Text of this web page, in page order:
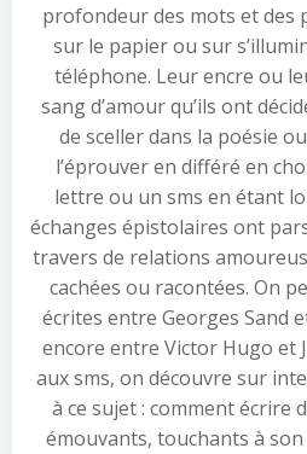
profondeur des mots et des
sur le papier ou sur
téléphone. Leur encre ou
sang d’amour qu’ils ont
de sceller dans la poésie
l’éprouver en différé en
lettre ou un sms en étant
échanges épistolaires ont
travers de relations
cachées ou racontées. On
écrites entre Georges Sand
encore entre Victor Hugo et
aux sms, on découvre sur
à ce sujet : comment écrire
émouvants, touchants à